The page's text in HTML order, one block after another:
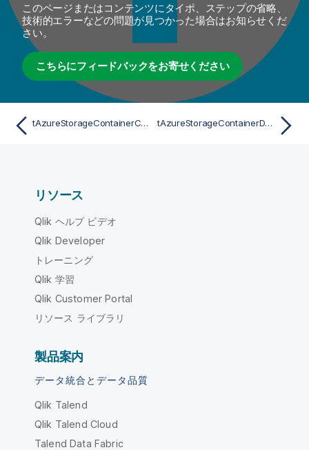
このページまたはコンテンツにタイポ、ステップの省略、
技術的エラーなどの問題が見つかった場合はお知らせくだ
さい。
こちらにフィードバックをお寄せください
tAzureStorageContainerCreate tAzureStorageContainerDelete
リソース
Qlik ヘルプ ビデオ
Qlik Developer
トレーニング
Qlik 学習
Qlik Customer Portal
リソース ライブラリ
製品案内
データ統合とデータ品質
Qlik Talend
Qlik Talend Cloud
Talend Data Fabric